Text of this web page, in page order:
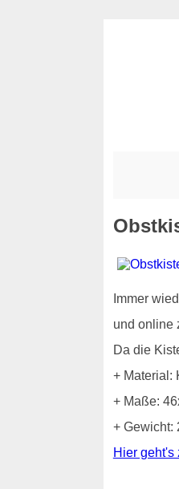
Immer
und online
Da die
+ Material:
+ Maße:
+ Gewicht:
Hier geht's